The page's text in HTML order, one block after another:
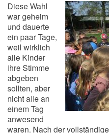
Diese Wahl
war geheim
und dauerte
ein paar Tage,
weil wirklich
alle Kinder
ihre Stimme
abgeben
sollten, aber
nicht alle an
einem Tag
anwesend
waren. Nach der